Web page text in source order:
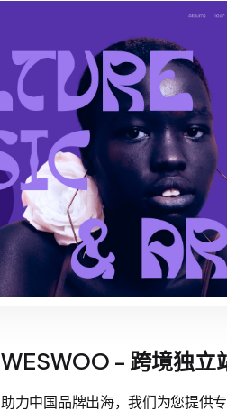
WESWOO - 跨境独立
助力中国品牌出海，我们为您提供